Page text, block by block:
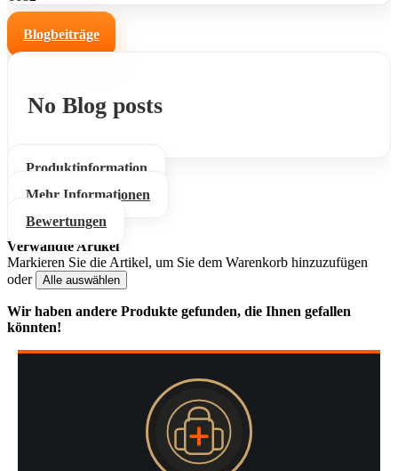
Blogbeiträge
No Blog posts
Produktinformation
Mehr Informationen
Bewertungen
Verwandte Artikel
Markieren Sie die Artikel, um Sie dem Warenkorb hinzuzufügen
oder
Alle auswählen
Wir haben andere Produkte gefunden, die Ihnen gefallen
könnten!